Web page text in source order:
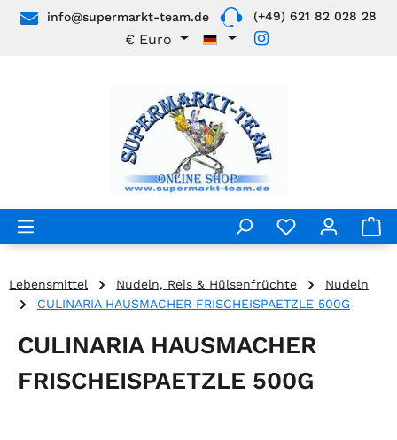
Zum Hauptinhalt springen
info@supermarkt-team.de (+49) 621 82 028 28
€ Euro
Lebensmittel Nudeln, Reis & Hülsenfrüchte
Nudeln
CULINARIA HAUSMACHER FRISCHEISPAETZLE 500G
CULINARIA HAUSMACHER
FRISCHEISPAETZLE 500G